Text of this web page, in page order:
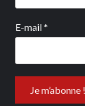
E-mail*